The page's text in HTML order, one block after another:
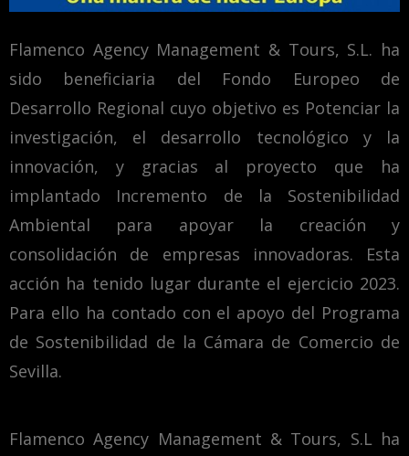
Flamenco Agency Management & Tours, S.L. ha
sido beneficiaria del Fondo Europeo de
Desarrollo Regional cuyo objetivo es Potenciar la
investigación, el desarrollo tecnológico y la
innovación, y gracias al proyecto que ha
implantado Incremento de la Sostenibilidad
Ambiental para apoyar la creación y
consolidación de empresas innovadoras. Esta
acción ha tenido lugar durante el ejercicio 2023.
Para ello ha contado con el apoyo del Programa
de Sostenibilidad de la Cámara de Comercio de
Sevilla.
Flamenco Agency Management & Tours, S.L ha